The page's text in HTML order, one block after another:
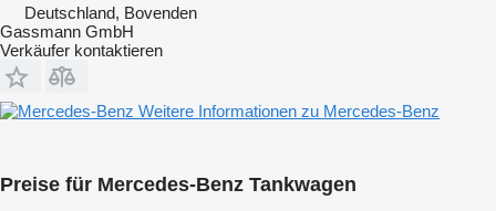
Deutschland, Bovenden
Gassmann GmbH
Verkäufer kontaktieren
Weitere Informationen zu Mercedes-Benz
Preise für Mercedes-Benz Tankwagen